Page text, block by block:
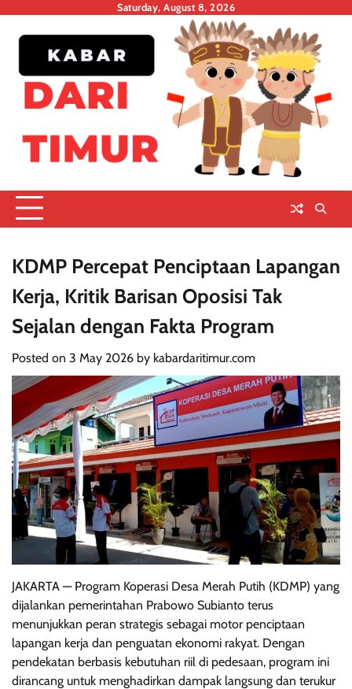
Saturday, August 8, 2026
KDMP Percepat Penciptaan Lapangan
Kerja, Kritik Barisan Oposisi Tak
Sejalan dengan Fakta Program
Posted on 3 May 2026 by kabardaritimur.com
JAKARTA — Program Koperasi Desa Merah Putih (KDMP) yang
dijalankan pemerintahan Prabowo Subianto terus
menunjukkan peran strategis sebagai motor penciptaan
lapangan kerja dan penguatan ekonomi rakyat. Dengan
pendekatan berbasis kebutuhan riil di pedesaan, program ini
dirancang untuk menghadirkan dampak langsung dan terukur